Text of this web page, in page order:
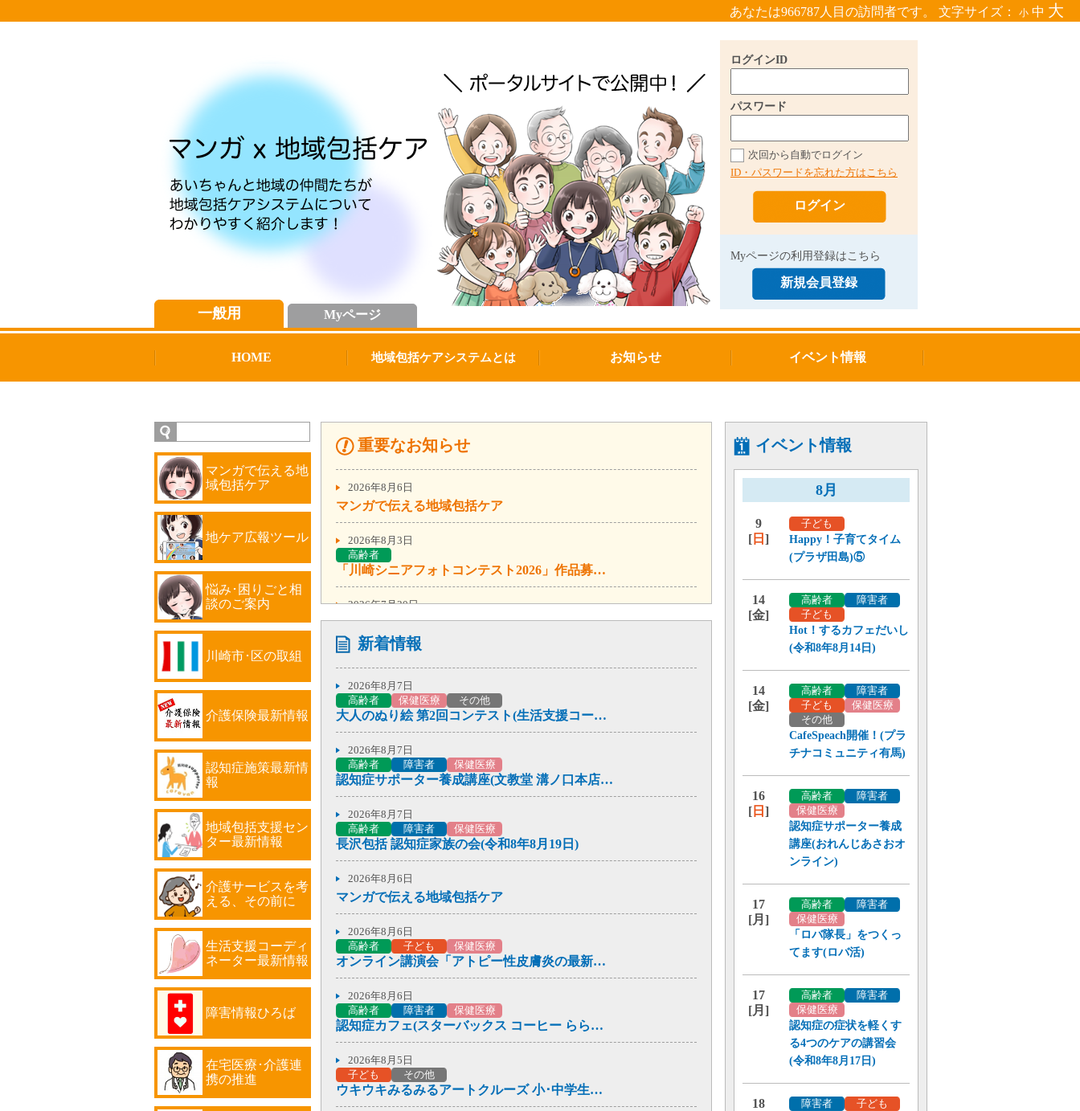
あなたは966787人目の訪問者です。 文字サイズ： 小 中 大
一般用 Myページ
ログインID
パスワード
次回から自動でログイン
ID・パスワードを忘れた方はこちら
ログイン
Myページの利用登録はこちら
新規会員登録
HOME 地域包括ケアシステムとは お知らせ イベント情報
マンガで伝える地
域包括ケア
地ケア広報ツール
悩み･困りごと相
談のご案内
川崎市･区の取組
介護保険最新情報
認知症施策最新情
報
地域包括支援セン
ター最新情報
介護サービスを考
える、その前に
生活支援コーディ
ネーター最新情報
障害情報ひろば
在宅医療･介護連
携の推進
重要なお知らせ
2026年8月6日
マンガで伝える地域包括ケア
2026年8月3日
高齢者
「川崎シニアフォトコンテスト2026」作品募集！
2026年7月30日
編集者が行く！第67弾！スターバックス コーヒーで認知症カフェ
高齢者
保健医療 その他
第66弾！まち歩きボランティアガイド養成講座
2026年7月6日
保健医療
熱中症にご注意ください！
2026年7月2日
2025年5月1日
高齢者
保健医療
2025年4月1日
2025年1月14日
保健医療
2024年9月19日
高齢者
障害者 子ども その他
2024年4月1日
あいちゃん(川崎市地域包括ケアシステム広報キャラクター)
新着情報
2026年8月7日
高齢者
保健医療 その他
大人のぬり絵 第2回コンテスト(生活支援コーディネーターミケ猫倶楽部)
2026年8月7日
高齢者
障害者 保健医療
認知症サポーター養成講座(文教堂 溝ノ口本店 8月31日)
2026年8月7日
高齢者
障害者 保健医療
長沢包括 認知症家族の会(令和8年8月19日)
2026年8月6日
マンガで伝える地域包括ケア
2026年8月6日
高齢者
子ども 保健医療
オンライン講演会「アトピー性皮膚炎の最新知識～子どもから大人まで～」
2026年8月6日
高齢者
障害者 保健医療
認知症カフェ(スターバックス コーヒー ららテラス 武蔵小杉店)
2026年8月5日
子ども
その他
ウキウキみるみるアートクルーズ 小･中学生参加者募集！
イベント情報
8月
9
[ 日 ]
子ども
Happy！子育てタイム
(プラザ田島)⑤
14
[金]
高齢者
障害者
子ども
Hot！するカフェだいし
(令和8年8月14日)
14
[金]
高齢者
障害者
子ども
保健医療
その他
CafeSpeach開催！(プラ
チナコミュニティ有馬)
16
[ 日 ]
高齢者
障害者
保健医療
認知症サポーター養成
講座(おれんじあさおオ
ンライン)
17
[月]
高齢者
障害者
保健医療
「ロバ隊長」をつくっ
てます(ロバ活)
17
[月]
高齢者
障害者
保健医療
認知症の症状を軽くす
る4つのケアの講習会
(令和8年8月17日)
18
障害者
子ども